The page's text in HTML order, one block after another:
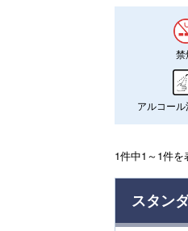
禁
アルコール
1件中1～1件を
スタン